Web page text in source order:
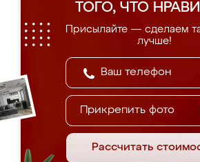
ТОГО, ЧТО
Присылайте — сделаем
лучше!
Прикрепить фото
Рассчитать